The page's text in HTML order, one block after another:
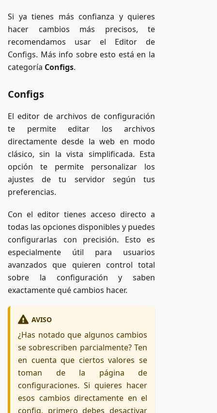
Si ya tienes más confianza y quieres
hacer cambios más precisos, te
recomendamos usar el Editor de
Configs. Más info sobre esto está en la
categoría Configs.
Configs
El editor de archivos de configuración
te permite editar los archivos
directamente desde la web en modo
clásico, sin la vista simplificada. Esta
opción te permite personalizar los
ajustes de tu servidor según tus
preferencias.
Con el editor tienes acceso directo a
todas las opciones disponibles y puedes
configurarlas con precisión. Esto es
especialmente útil para usuarios
avanzados que quieren control total
sobre la configuración y saben
exactamente qué cambios hacer.
AVISO
¿Has notado que algunos cambios
se sobrescriben parcialmente? Ten
en cuenta que ciertos valores se
toman de la página de
configuraciones. Si quieres hacer
esos cambios directamente en el
config, primero debes desactivar